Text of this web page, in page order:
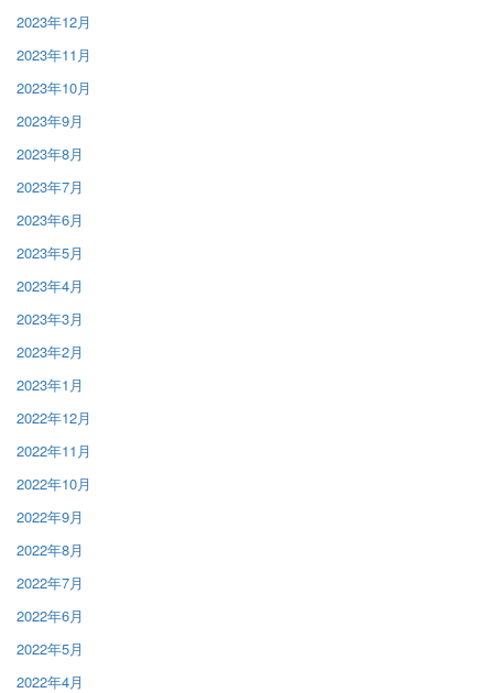
2023年12月
2023年11月
2023年10月
2023年9月
2023年8月
2023年7月
2023年6月
2023年5月
2023年4月
2023年3月
2023年2月
2023年1月
2022年12月
2022年11月
2022年10月
2022年9月
2022年8月
2022年7月
2022年6月
2022年5月
2022年4月